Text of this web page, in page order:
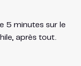
5 minutes sur le
après tout.